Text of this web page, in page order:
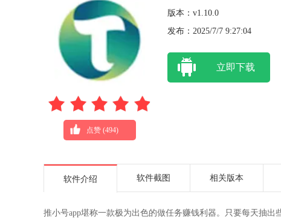
点赞 (494)
版本：v1.10.0
发布：2025/7/7 9:27:04
立即下载
软件介绍 软件截图 相关版本
推小号app堪称一款极为出色的做任务赚钱利器。只要每天抽